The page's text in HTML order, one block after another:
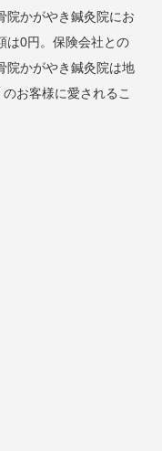
院かがやき鍼灸院にお
は0円。保険会社との
院かがやき鍼灸院は地
お客様に愛されるこ